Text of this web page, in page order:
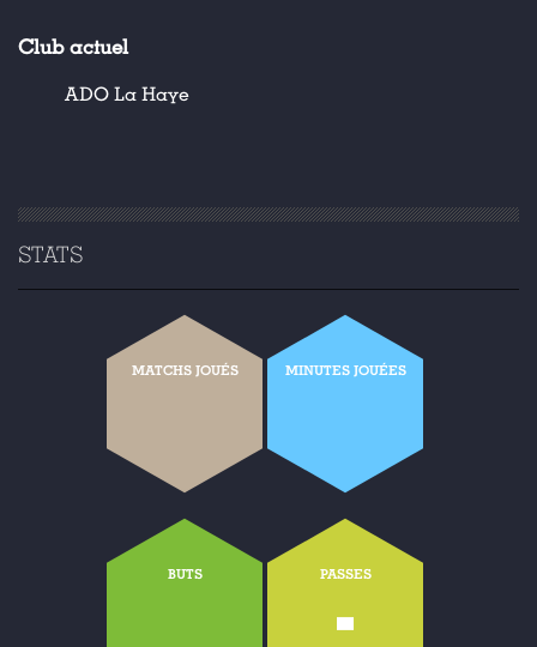
Club actuel
ADO La Haye
STATS
MATCHS JOUÉS MINUTES JOUÉES
BUTS PASSES
-